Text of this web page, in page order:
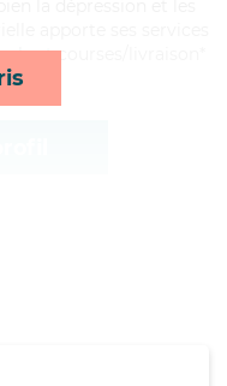
et courses/livraison*